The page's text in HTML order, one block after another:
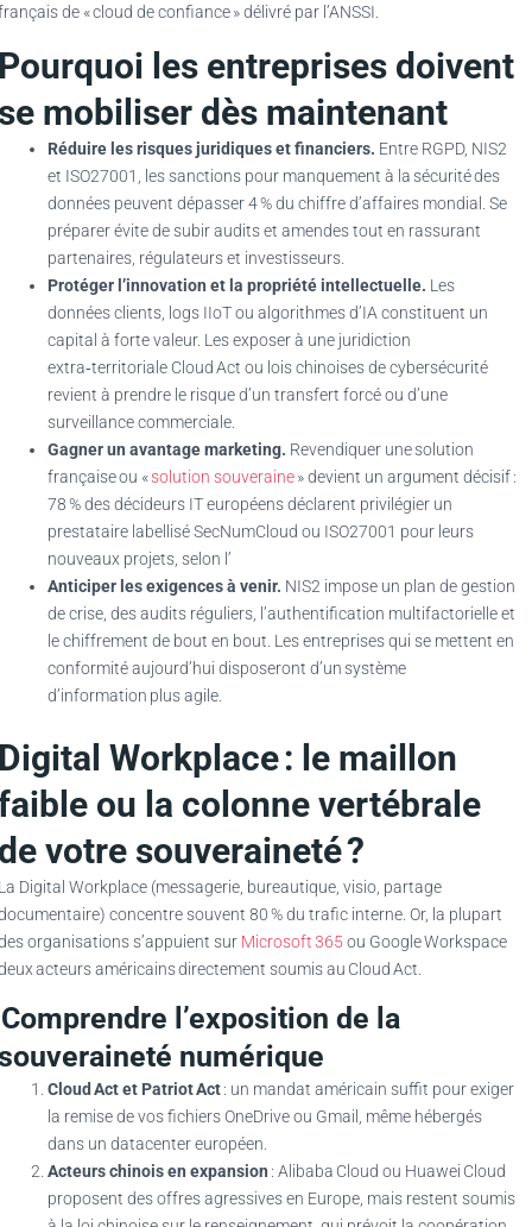
de « cloud de confiance » délivré par l’ANSSI.
les entreprises doivent
mobiliser dès maintenant
Réduire les risques juridiques et financiers. Entre RGPD, NIS2
et ISO27001, les sanctions pour manquement à la sécurité des
données peuvent dépasser 4 % du chiffre d’affaires mondial. Se
préparer évite de subir audits et amendes tout en rassurant
partenaires, régulateurs et investisseurs.
Protéger l’innovation et la propriété intellectuelle. Les
données clients, logs IIoT ou algorithmes d’IA constituent un
capital à forte valeur. Les exposer à une juridiction
extra‑territoriale Cloud Act ou lois chinoises de cybersécurité
revient à prendre le risque d’un transfert forcé ou d’une
surveillance commerciale.
Gagner un avantage marketing. Revendiquer une solution
française ou «solution souveraine» devient un argument décisif :
78 % des décideurs IT européens déclarent privilégier un
prestataire labellisé SecNumCloud ou ISO27001 pour leurs
nouveaux projets, selon l’
Anticiper les exigences à venir. NIS2 impose un plan de gestion
de crise, des audits réguliers, l’authentification multifactorielle et
le chiffrement de bout en bout. Les entreprises qui se mettent en
conformité aujourd’hui disposeront d’un système
d’information plus agile.
Workplace : le maillon
ou la colonne vertébrale
votre souveraineté ?
Digital Workplace (messagerie, bureautique, visio, partage
concentre souvent 80 % du trafic interne. Or, la plupart
organisations s’appuient sur Microsoft 365 ou Google Workspace
acteurs américains directement soumis au Cloud Act.
l’exposition de la
numérique
CloudAct et PatriotAct: un mandat américain suffit pour exiger
la remise de vos fichiers OneDrive ou Gmail, même hébergés
dans un datacenter européen.
Acteurs chinois en expansion : Alibaba Cloud ou Huawei Cloud
proposent des offres agressives en Europe, mais restent soumis